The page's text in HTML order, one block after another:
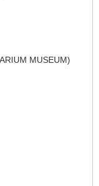
MUSEUM)